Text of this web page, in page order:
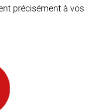
précisément à vos